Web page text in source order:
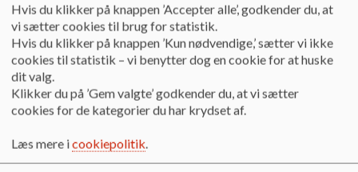
MAT Matilde Grønmo
Hvis du klikker på knappen ’Accepter alle’, godkender du, at
vi sætter cookies til brug for statistik.
Hvis du klikker på knappen ’Kun nødvendige,’ sætter vi ikke
cookies til statistik – vi benytter dog en cookie for at huske
dit valg.
Klikker du på ’Gem valgte’ godkender du, at vi sætter
cookies for de kategorier du har krydset af.
Læs mere icookiepolitik.